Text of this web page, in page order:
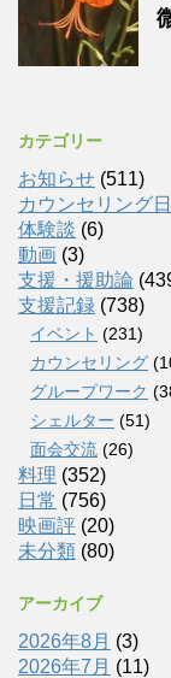
カテゴリー
お知らせ (511)
カウンセリング
体験談 (6)
動画 (3)
支援・援助論
支援記録 (738)
イベント (231)
カウンセリング
グループワーク
シェルター (51)
面会交流 (26)
料理 (352)
日常 (756)
映画評 (20)
未分類 (80)
アーカイブ
2026年8月 (3)
2026年7月 (11)